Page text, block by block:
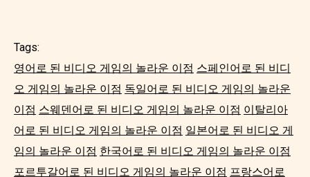
Tags:
영어로 된 비디오 게임의 놀라운 이점 스페인어로 된 비디
오 게임의 놀라운 이점 독일어로 된 비디오 게임의 놀라운
이점 스웨덴어로 된 비디오 게임의 놀라운 이점 이탈리아
어로 된 비디오 게임의 놀라운 이점 일본어로 된 비디오 게
임의 놀라운 이점 한국어로 된 비디오 게임의 놀라운 이점
포르투갈어로 된 비디오 게임의 놀라운 이점 프랑스어로